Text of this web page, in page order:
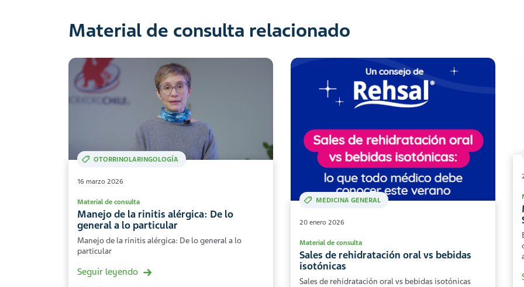
Material de consulta relacionado
OTORRINOLARINGOLOGÍA
16 marzo 2026
Material de consulta
Manejo de la rinitis alérgica: De lo
general a lo particular
Manejo de la rinitis alérgica: De lo general a lo
particular
Seguir leyendo
MEDICINA GENERAL
20 enero 2026
Material de consulta
Sales de rehidratación oral vs bebidas
isotónicas
Sales de rehidratación oral vs bebidas isotónicas